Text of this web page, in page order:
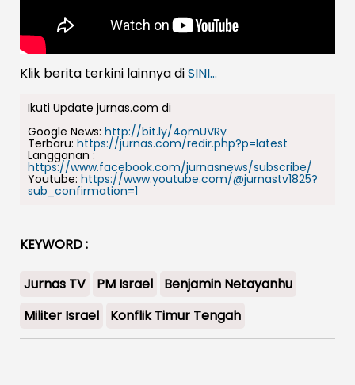
Klik berita terkini lainnya diSINI...
Ikuti Update jurnas.com di
Google News: http://bit.ly/4omUVRy
Terbaru: https://jurnas.com/redir.php?p=latest
Langganan :
https://www.facebook.com/jurnasnews/subscribe/
Youtube: https://www.youtube.com/@jurnastv1825?
sub_confirmation=1
KEYWORD :
Jurnas TV PM Israel
Benjamin Netayanhu
Militer Israel
Konflik Timur Tengah